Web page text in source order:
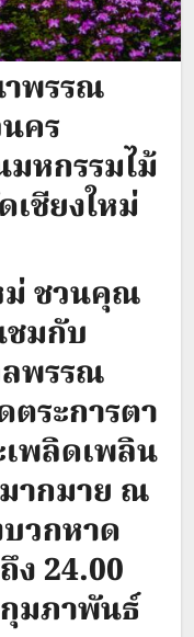
พรรณ
คร
มหกรรมไม้
ชียงใหม่
ม่ ชวนคุณ
มกับ
พรรณ
ระการตา
พลิดเพลิน
ากมาย ณ
วกหาด
ง 24.00
มภาพันธ์